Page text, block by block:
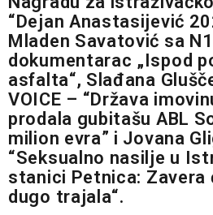
“Dejan Anastasijević
Mladen Savatović sa
dokumentarac „Ispod
asfalta“, Slađana
VOICE – “Država
prodala gubitašu ABL
milion evra” i Jovana
“Seksualno nasilje u
stanici Petnica: Zavera
dugo trajala“.